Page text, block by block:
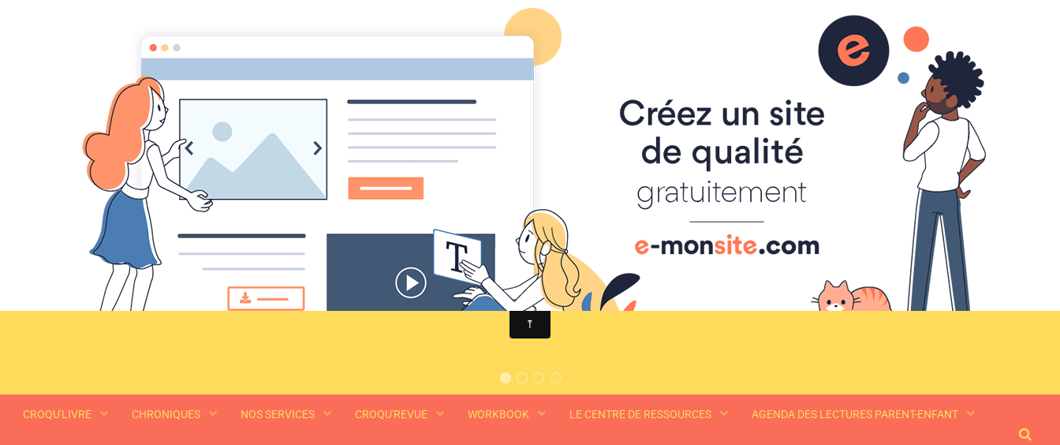
Croqu'livre
CROQU'LIVRE CHRONIQUES NOS SERVICES CROQU'REVUE WORKBOOK LE CENTRE DE RESSOURCES AGENDA DES LECTURES PARENT-ENFANT